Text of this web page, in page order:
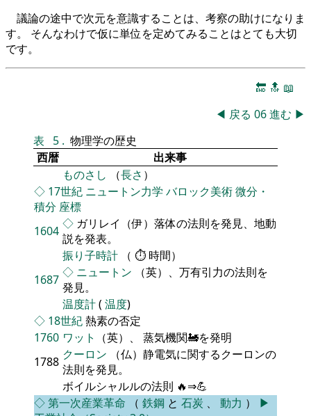
議論の途中で次元を意識することは、考察の助けになりま
す。 そんなわけで仮に単位を定めてみることはとても大切
です。
🔚 🔝 📖
◀ 戻る 06進む ▶
表
5 . 物理学の歴史
西暦
出来事
ものさし （長さ ）
◇ 17世紀 ニュートン力学 バロック美術微分・
積分 座標
1604 ◇ ガリレイ（伊）落体の法則を発見、地動
説を発表。
振り子時計 （ ⏱ 時間）
1687 ◇ ニュートン （英）、万有引力の法則を
発見。
温度計( 温度)
◇ 18世紀熱素の否定
1760 ワット
（英）、 蒸気機関🚂を発明
1788 クーロン （仏）静電気に関するクーロンの
法則を発見。
ボイルシャルルの法則 🔥⇒💪
◇第一次産業革命 （ 鉄鋼 と 石炭 、 動力 ） ▶